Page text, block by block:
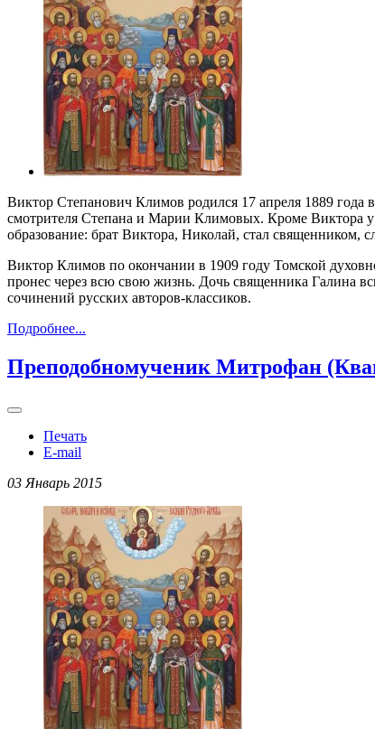
Виктор Степанович Климов родился 17 апреля 1889 года
смотрителя Степана и Марии Климовых. Кроме Виктора
образование: брат Виктора, Николай, стал священником,
Виктор Климов по окончании в 1909 году Томской
пронес через всю свою жизнь. Дочь священника Галина
сочинений русских авторов-классиков.
Подробнее...
Преподобномученик Митрофан
Печать
E-mail
03 Январь 2015